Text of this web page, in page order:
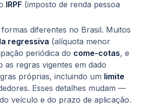
IRPF (imposto de renda pessoa
diferentes no Brasil. Muitos
regressiva (alíquota menor
periódica do come-cotas, e
as regras vigentes em dado
próprias, incluindo um limite
Esses detalhes mudam —
veículo e do prazo de aplicação.